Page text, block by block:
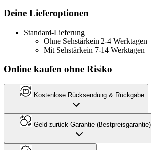
Deine Lieferoptionen
Standard-Lieferung
Ohne Sehstärkein 2-4 Werktagen
Mit Sehstärkein 7-14 Werktagen
Online kaufen ohne Risiko
Kostenlose Rücksendung & Rückgabe
Geld-zurück-Garantie (Bestpreisgarantie)